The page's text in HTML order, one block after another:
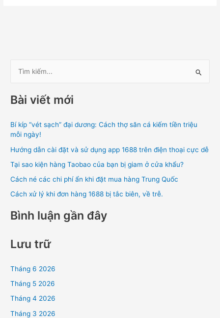
m
i
m
:
Bài viết mới
Bí kíp “vét sạch” đại dương: Cách thợ săn cá kiếm tiền triệu
mỗi ngày!
Hướng dẫn cài đặt và sử dụng app 1688 trên điện thoại cực dễ
Tại sao kiện hàng Taobao của bạn bị giam ở cửa khẩu?
Cách né các chi phí ẩn khi đặt mua hàng Trung Quốc
Cách xử lý khi đơn hàng 1688 bị tắc biên, về trễ.
Bình luận gần đây
Lưu trữ
Tháng 6 2026
Tháng 5 2026
Tháng 4 2026
Tháng 3 2026